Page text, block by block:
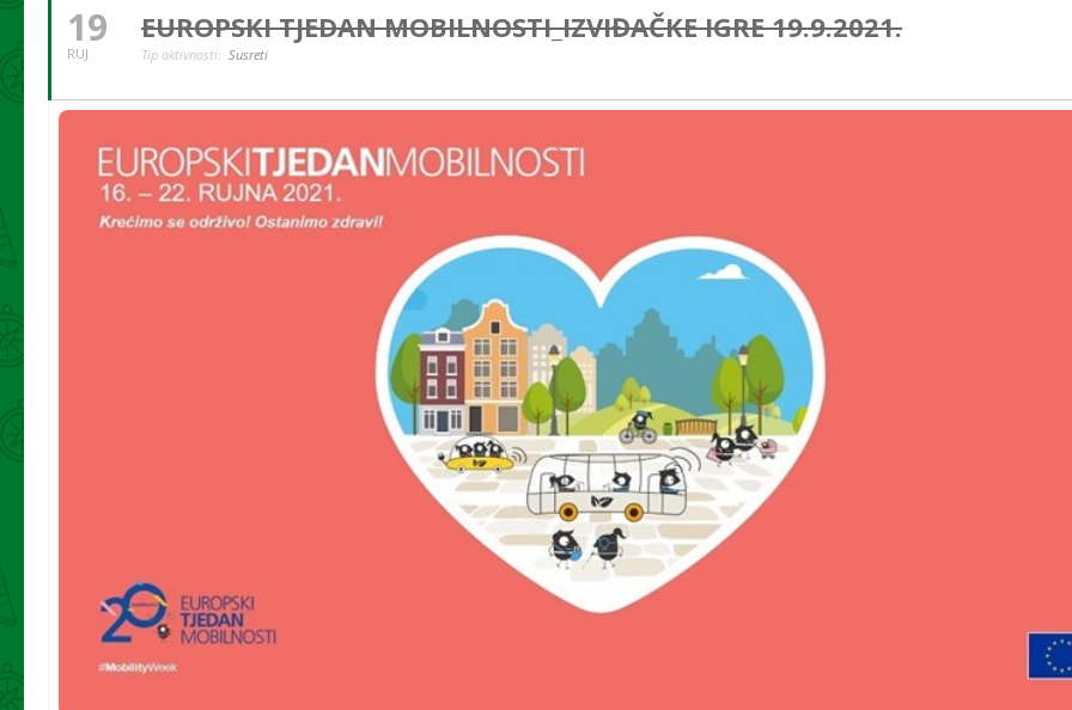
19
RUJ
EUROPSKI TJEDAN MOBILNOSTI_IZVIĐAČKE IGRE 19.9.2021.
Tip aktivnosti: Susreti